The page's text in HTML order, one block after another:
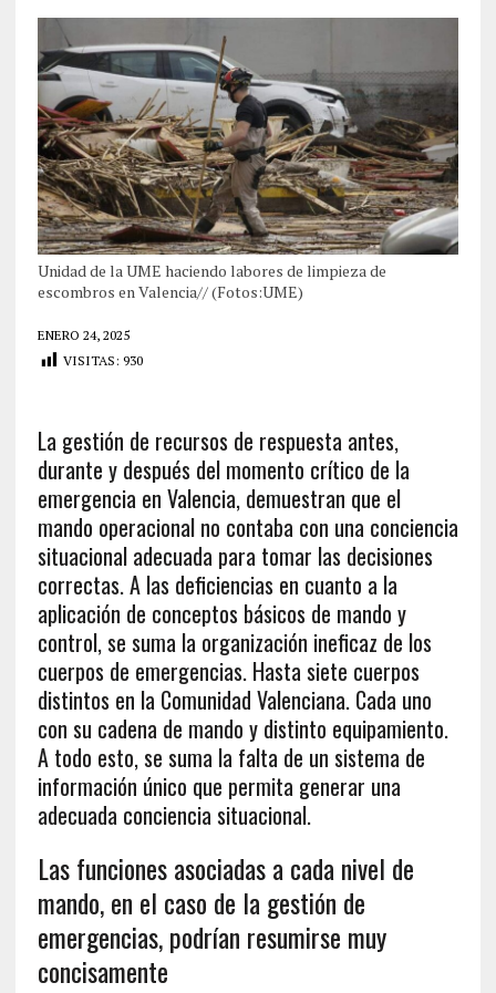
Unidad de la UME haciendo labores de limpieza de
escombros en Valencia// (Fotos:UME)
ENERO 24, 2025
VISITAS: 930
La gestión de recursos de respuesta antes,
durante y después del momento crítico de la
emergencia en Valencia, demuestran que el
mando operacional no contaba con una conciencia
situacional adecuada para tomar las decisiones
correctas. A las deficiencias en cuanto a la
aplicación de conceptos básicos de mando y
control, se suma la organización ineficaz de los
cuerpos de emergencias. Hasta siete cuerpos
distintos en la Comunidad Valenciana. Cada uno
con su cadena de mando y distinto equipamiento.
A todo esto, se suma la falta de un sistema de
información único que permita generar una
adecuada conciencia situacional.
Las funciones asociadas a cada nivel de
mando, en el caso de la gestión de
emergencias, podrían resumirse muy
concisamente